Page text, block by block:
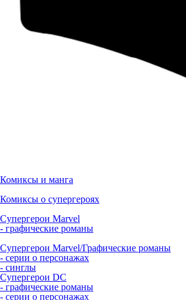
Комиксы и манга
Комиксы о супергероях
Супергерои Marvel
- графические романы
Супергерои Marvel/Графические романы
- серии о персонажах
- синглы
Супергерои DC
- графические романы
- серии о персонажах